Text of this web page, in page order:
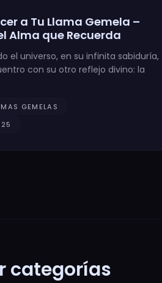
a Tu Llama Gemela –
Alma que Recuerda
el universo, en su infinita sabiduría,
con su otro reflejo divino: la
GEMELAS
categorías